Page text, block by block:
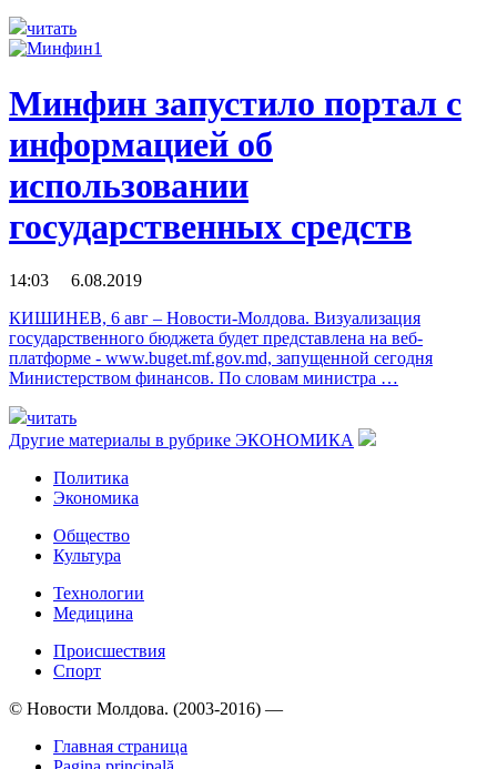
читать
Минфин запустило портал с
информацией об
использовании
государственных средств
14:03 6.08.2019
КИШИНЕВ, 6 авг – Новости-Молдова. Визуализация
государственного бюджета будет представлена на веб-
платформе - www.buget.mf.gov.md, запущенной сегодня
Министерством финансов. По словам министра …
читать
Другие материалы в рубрике ЭКОНОМИКА
Политика
Экономика
Общество
Культура
Технологии
Медицина
Происшествия
Спорт
© Новости Молдова. (2003-2016) —
Главная страница